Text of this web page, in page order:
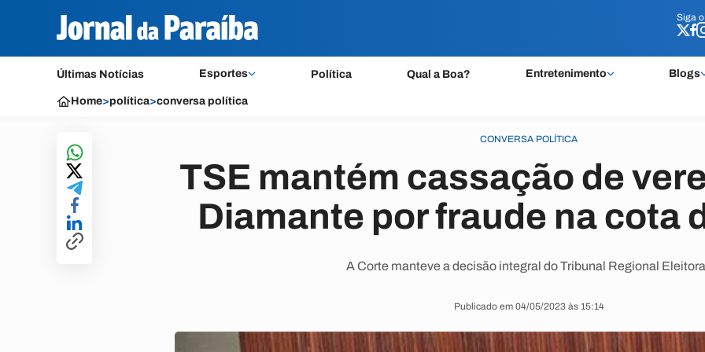
Siga
Últimas Notícias Esportes Política Qual a Boa? Entretenimento Blogs
Siga
Home>política>conversa política
CONVERSA POLÍTICA
TSE mantém cassação de
Diamante por fraude na cota
A Corte manteve a decisão integral do Tribunal Regional
Publicado em 04/05/2023 às 15:14